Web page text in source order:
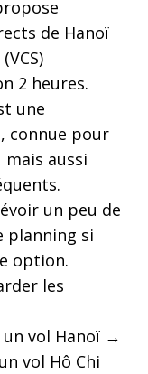
de Hanoï
2 heures.
une
connue pour
aussi
un peu de
planning si
option.
les
un vol Hanoï →
vol Hô Chi